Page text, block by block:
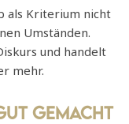
als Kriterium nicht
Umständen.
und handelt
mehr.
gemacht